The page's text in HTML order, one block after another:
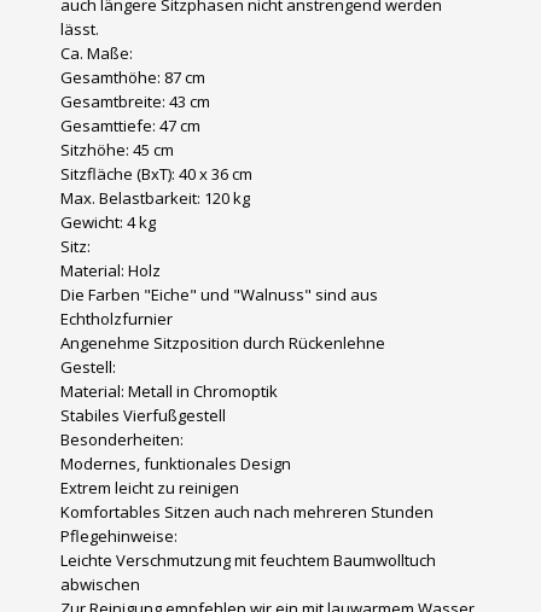
auch längere Sitzphasen nicht anstrengend werden
lässt.
Ca. Maße:
Gesamthöhe: 87 cm
Gesamtbreite: 43 cm
Gesamttiefe: 47 cm
Sitzhöhe: 45 cm
Sitzfläche (BxT): 40 x 36 cm
Max. Belastbarkeit: 120 kg
Gewicht: 4 kg
Sitz:
Material: Holz
Die Farben "Eiche" und "Walnuss" sind aus
Echtholzfurnier
Angenehme Sitzposition durch Rückenlehne
Gestell:
Material: Metall in Chromoptik
Stabiles Vierfußgestell
Besonderheiten:
Modernes, funktionales Design
Extrem leicht zu reinigen
Komfortables Sitzen auch nach mehreren Stunden
Pflegehinweise:
Leichte Verschmutzung mit feuchtem Baumwolltuch
abwischen